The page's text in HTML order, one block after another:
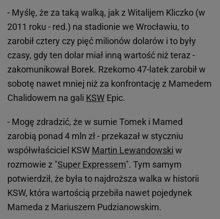
- Myślę, że za taką walką, jak z Witalijem Kliczko (w
2011 roku - red.) na stadionie we Wrocławiu, to
zarobił cztery czy pięć milionów dolarów i to były
czasy, gdy ten dolar miał inną wartość niż teraz -
zakomunikował Borek. Rzekomo 47-latek zarobił w
sobotę nawet mniej niż za konfrontację z Mamedem
Chalidowem na gali KSW Epic.
- Mogę zdradzić, że w sumie Tomek i Mamed
zarobią ponad 4 mln zł - przekazał w styczniu
współwłaściciel KSW Martin Lewandowski w
rozmowie z "Super Expressem". Tym samym
potwierdził, że była to najdroższa walka w historii
KSW, która wartością przebiła nawet pojedynek
Mameda z Mariuszem Pudzianowskim.